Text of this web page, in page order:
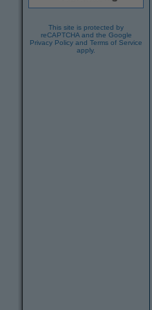
This site is protected by
reCAPTCHA and the Google
Privacy Policy and Terms of Service
apply.